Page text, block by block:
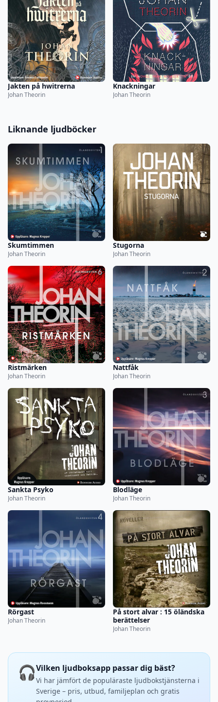
Jakten på hwitrerna
Johan Theorin
Knackningar
Johan Theorin
Liknande ljudböcker
Skumtimmen
Johan Theorin
Stugorna
Johan Theorin
Ristmärken
Johan Theorin
Nattfåk
Johan Theorin
Sankta Psyko
Johan Theorin
Blodläge
Johan Theorin
Rörgast
Johan Theorin
På stort alvar : 15 öländska
berättelser
Johan Theorin
🎧Vilken ljudboksapp passar dig bäst?
Vi har jämfört de populäraste ljudbokstjänsterna i
Sverige – pris, utbud, familjeplan och gratis